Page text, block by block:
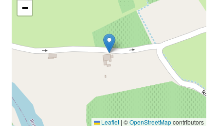
−
Leaflet | ©OpenStreetMapcontributors